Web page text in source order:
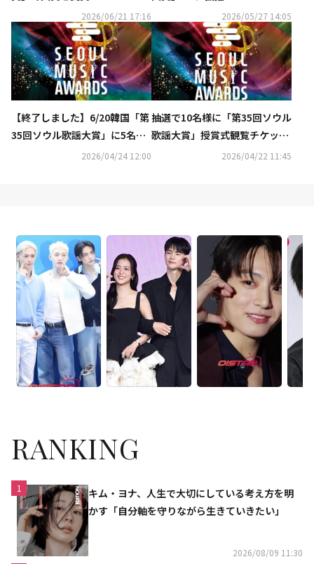
IMからZB1、BOYNEXTDOOR
まで豪華集結
2026/06/21 17:16
OR イトゥク、KiiiKiii イソルと
の“ケミ”にも期待
2026/05/27 14:05
【終了しました】6/20韓国「第
35回ソウル歌謡大賞」に5名様
をご招待！応募はフォロー＆リ
2026/04/24 12:00
抽選で10名様に「第35回ソウル
歌謡大賞」授賞式観覧チケット
が当たる！IDOLCHAMPがプレ
2026/04/22 11:45
RANKING
1
キム・ヨナ、人生で大切にしている考え方を明
かす「自分軸を守りながら生きていきたい」
2026/08/09 11:30